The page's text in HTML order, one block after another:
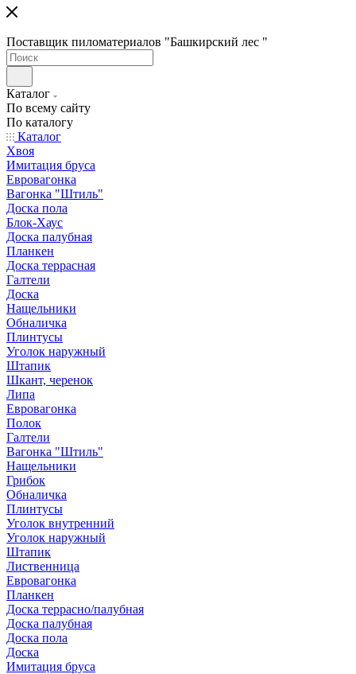
Поставщик пиломатериалов "Башкирский лес "
Каталог
По всему сайту
По каталогу
Каталог
Хвоя
Имитация бруса
Евровагонка
Вагонка "Штиль"
Доска пола
Блок-Хаус
Доска палубная
Планкен
Доска террасная
Галтели
Доска
Нащельники
Обналичка
Плинтусы
Уголок наружный
Штапик
Шкант, черенок
Липа
Евровагонка
Полок
Галтели
Вагонка "Штиль"
Нащельники
Грибок
Обналичка
Плинтусы
Уголок внутренний
Уголок наружный
Штапик
Лиственница
Евровагонка
Планкен
Доска террасно/палубная
Доска палубная
Доска пола
Доска
Имитация бруса